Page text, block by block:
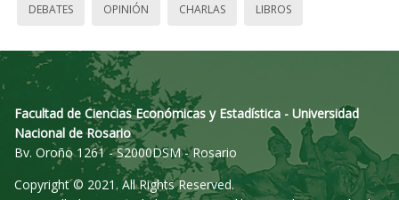
DEBATES OPINIÓN CHARLAS LIBROS
Facultad de Ciencias Económicas y Estadística - Universidad
Nacional de Rosario
Bv. Oroño 1261 - S2000DSM - Rosario
Copyright © 2021. All Rights Reserved.